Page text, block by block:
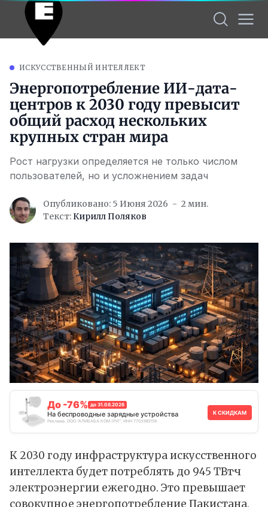
ИСКУССТВЕННЫЙ ИНТЕЛЛЕКТ
Энергопотребление ИИ-дата-
центров к 2030 году превысит
общий расход нескольких
крупных стран мира
Рост нагрузки определяется не только числом
пользователей, но и усложнением задач
Опубликовано: 5 Июня 2026
2 мин.
Текст: Кирилл Поляков
До -76% до 31.08.2026
На беспроводные зарядные устройства
Реклама. ООО "АЛИБАБА.КОМ (РУ)", ИНН 7703380158
К СКИДКАМ
К 2030 году инфраструктура искусственного
интеллекта будет потреблять до 945 ТВт·ч
электроэнергии ежегодно. Это превышает
совокупное энергопотребление Пакистана,